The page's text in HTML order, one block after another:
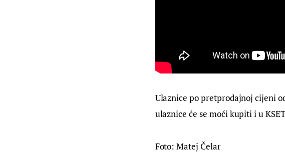
Ulaznice po pretprodajnoj cijeni
ulaznice će se moći kupiti i u
Foto: Matej Čelar